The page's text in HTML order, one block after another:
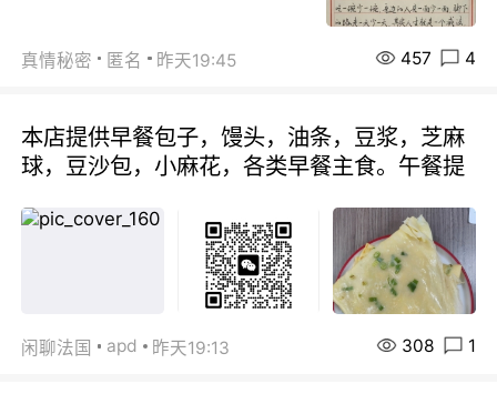
真情秘密 匿名 昨天19:45 457 4
本店提供早餐包子，馒头，油条，豆浆，芝麻
球，豆沙包，小麻花，各类早餐主食。午餐提
闲聊法国 apd 昨天19:13 308 1